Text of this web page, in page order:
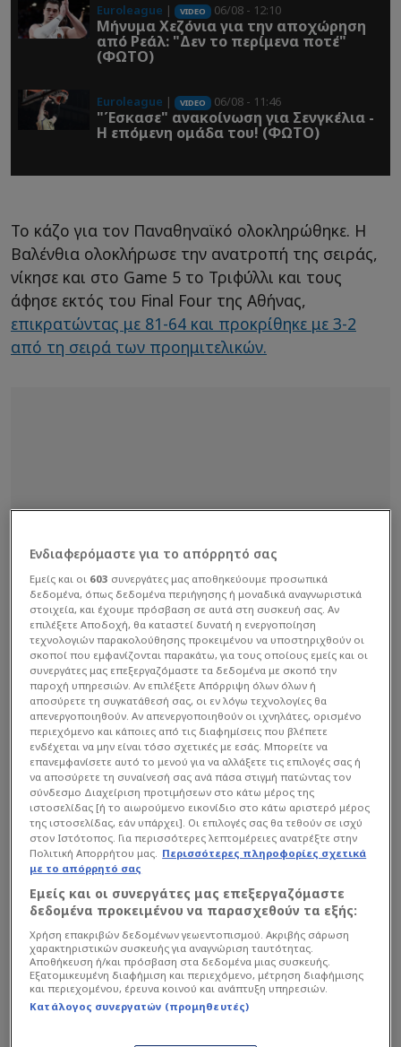
Euroleague | VIDEO 06/08 - 12:10
Μήνυμα Χεζόνια για την αποχώρηση
από Ρεάλ: "Δεν το περίμενα ποτέ"
(ΦΩΤΟ)
Euroleague | VIDEO 06/08 - 11:46
"Έσκασε" ανακοίνωση για Σενγκέλια -
Η επόμενη ομάδα του! (ΦΩΤΟ)
Το κάζο για τον Παναθηναϊκό ολοκληρώθηκε. Η
Βαλένθια ολοκλήρωσε την ανατροπή της σειράς,
νίκησε και στο Game 5 το Τριφύλλι και τους
άφησε εκτός του Final Four της Αθήνας,
επικρατώντας με 81-64 και προκρίθηκε με 3-2
από τη σειρά των προημιτελικών.
Ο Μπράνκου Μπάντιο έκανε μεγάλη εμφάνιση με
20 πόντους, με τους Κι και Μοντέρο να
προσθέτουν από 12. Έτσι θα αντιμετωπίσει τη
Ενδιαφερόμαστε για το απόρρητό σας
Εμείς και οι 603 συνεργάτες μας αποθηκεύουμε προσωπικά
δεδομένα, όπως δεδομένα περιήγησης ή μοναδικά αναγνωριστικά
στοιχεία, και έχουμε πρόσβαση σε αυτά στη συσκευή σας. Αν
επιλέξετε Αποδοχή, θα καταστεί δυνατή η ενεργοποίηση
τεχνολογιών παρακολούθησης προκειμένου να υποστηριχθούν οι
σκοποί που εμφανίζονται παρακάτω, για τους οποίους εμείς και οι
συνεργάτες μας επεξεργαζόμαστε τα δεδομένα με σκοπό την
παροχή υπηρεσιών. Αν επιλέξετε Απόρριψη όλων όλων ή
αποσύρετε τη συγκατάθεσή σας, οι εν λόγω τεχνολογίες θα
απενεργοποιηθούν. Αν απενεργοποιηθούν οι ιχνηλάτες, ορισμένο
περιεχόμενο και κάποιες από τις διαφημίσεις που βλέπετε
ενδέχεται να μην είναι τόσο σχετικές με εσάς. Μπορείτε να
επανεμφανίσετε αυτό το μενού για να αλλάξετε τις επιλογές σας ή
να αποσύρετε τη συναίνεσή σας ανά πάσα στιγμή πατώντας τον
σύνδεσμο Διαχείριση προτιμήσεων στο κάτω μέρος της
ιστοσελίδας [ή το αιωρούμενο εικονίδιο στο κάτω αριστερό μέρος
της ιστοσελίδας, εάν υπάρχει]. Οι επιλογές σας θα τεθούν σε ισχύ
στον Ιστότοπος. Για περισσότερες λεπτομέρειες ανατρέξτε στην
Πολιτική Απορρήτου μας. Περισσότερες πληροφορίες σχετικά
με το απόρρητό σας
Εμείς και οι συνεργάτες μας επεξεργαζόμαστε
δεδομένα προκειμένου να παρασχεθούν τα εξής:
Χρήση επακριβών δεδομένων γεωεντοπισμού. Ακριβής σάρωση
χαρακτηριστικών συσκευής για αναγνώριση ταυτότητας.
Αποθήκευση ή/και πρόσβαση στα δεδομένα μιας συσκευής.
Εξατομικευμένη διαφήμιση και περιεχόμενο, μέτρηση διαφήμισης
και περιεχομένου, έρευνα κοινού και ανάπτυξη υπηρεσιών.
Κατάλογος συνεργατών (προμηθευτές)